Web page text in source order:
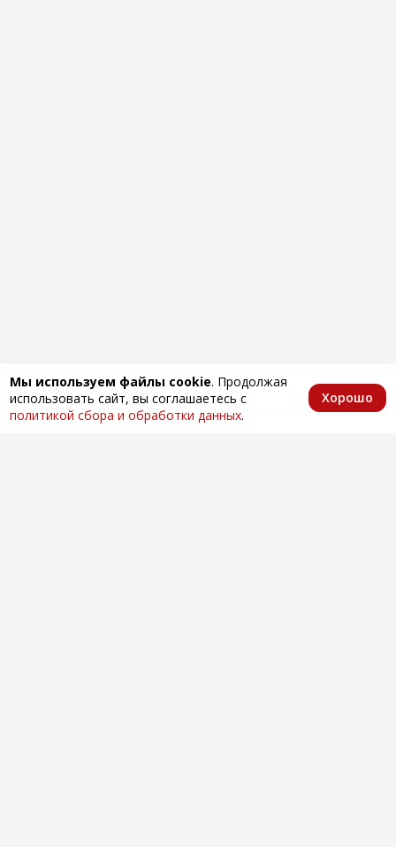
Мы используем файлы cookie. Продолжая
использовать сайт, вы соглашаетесь с
политикой сбора и обработки данных.
Хорошо
Главная КаталогИзбранноеКорзина Аккаунт